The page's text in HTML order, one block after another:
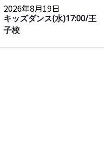
2026年8月19日
キッズダンス(水)17:00/王
子校